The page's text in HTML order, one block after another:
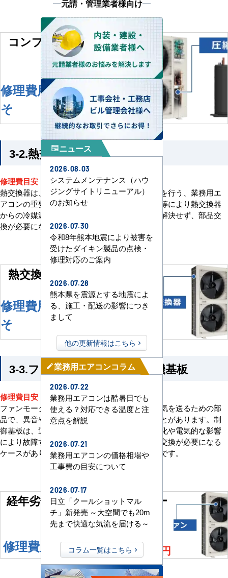
コンプレッサー異常による
故障
修理費用およ
そ
300,00
0
円
3-2.熱交換器
修理費目安：約150,000円～
熱交換器は、冷媒と空気の熱を交換して冷暖房を行う、業務用エ
アコンの重要部品です。長年の使用による劣化等により熱交換器
からの冷媒漏れが起こると、ガス補充だけでは解決せず、部品交
換が必要になります。
熱交換器の汚れによる不良
修理費用およ
そ
150,00
3-3.ファンモーター及び室内機基板
修理費目安：約100,000円～
ファンモーターは、室内機のファンを回して空気を送るための部
品で、異音や回転不良などの不具合が起こることがあります。制
御基板は、運転を制御する電子部品で、経年劣化や電気的な影響
により故障することがあります。いずれも部品交換が必要になる
ケースがあり、修理費が高額になりやすい箇所です。
経年劣化によるファンモーター
及び室内基盤交換
修理費用およそ100,000 円
元請・管理業者様向け
newspaperニュース
2026.08.03
システムメンテナンス（ハウ
ジングサイトリニューアル）
のお知らせ
2026.07.30
令和8年熊本地震により被害を
受けたダイキン製品の点検・
修理対応のご案内
2026.07.28
熊本県を震源とする地震によ
る、施工・配送の影響につき
まして
他の更新情報はこちら
mode_edit業務用エアコンコラム
2026.07.22
業務用エアコンは酷暑日でも
使える？対応できる温度と注
意点を解説
2026.07.21
業務用エアコンの価格相場や
工事費の目安について
2026.07.17
日立「クールショットマル
チ」新発売 ～大空間でも20m
先まで快適な気流を届ける～
コラム一覧はこちら